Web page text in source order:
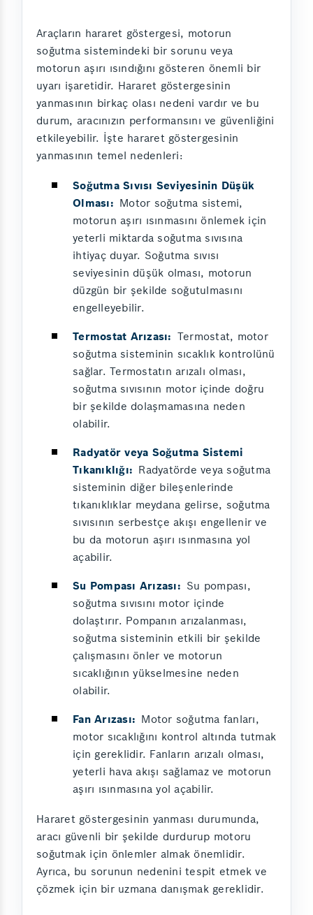
Araçların hararet göstergesi, motorun
soğutma sistemindeki bir sorunu veya
motorun aşırı ısındığını gösteren önemli bir
uyarı işaretidir. Hararet göstergesinin
yanmasının birkaç olası nedeni vardır ve bu
durum, aracınızın performansını ve güvenliğini
etkileyebilir. İşte hararet göstergesinin
yanmasının temel nedenleri:
Soğutma Sıvısı Seviyesinin Düşük
Olması: Motor soğutma sistemi,
motorun aşırı ısınmasını önlemek için
yeterli miktarda soğutma sıvısına
ihtiyaç duyar. Soğutma sıvısı
seviyesinin düşük olması, motorun
düzgün bir şekilde soğutulmasını
engelleyebilir.
Termostat Arızası: Termostat, motor
soğutma sisteminin sıcaklık kontrolünü
sağlar. Termostatın arızalı olması,
soğutma sıvısının motor içinde doğru
bir şekilde dolaşmamasına neden
olabilir.
Radyatör veya Soğutma Sistemi
Tıkanıklığı: Radyatörde veya soğutma
sisteminin diğer bileşenlerinde
tıkanıklıklar meydana gelirse, soğutma
sıvısının serbestçe akışı engellenir ve
bu da motorun aşırı ısınmasına yol
açabilir.
Su Pompası Arızası: Su pompası,
soğutma sıvısını motor içinde
dolaştırır. Pompanın arızalanması,
soğutma sisteminin etkili bir şekilde
çalışmasını önler ve motorun
sıcaklığının yükselmesine neden
olabilir.
Fan Arızası: Motor soğutma fanları,
motor sıcaklığını kontrol altında tutmak
için gereklidir. Fanların arızalı olması,
yeterli hava akışı sağlamaz ve motorun
aşırı ısınmasına yol açabilir.
Hararet göstergesinin yanması durumunda,
aracı güvenli bir şekilde durdurup motoru
soğutmak için önlemler almak önemlidir.
Ayrıca, bu sorunun nedenini tespit etmek ve
çözmek için bir uzmana danışmak gereklidir.